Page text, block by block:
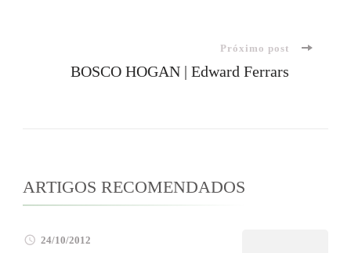
post
Próximo post
BOSCO HOGAN | Edward Ferrars
ARTIGOS RECOMENDADOS
24/10/2012